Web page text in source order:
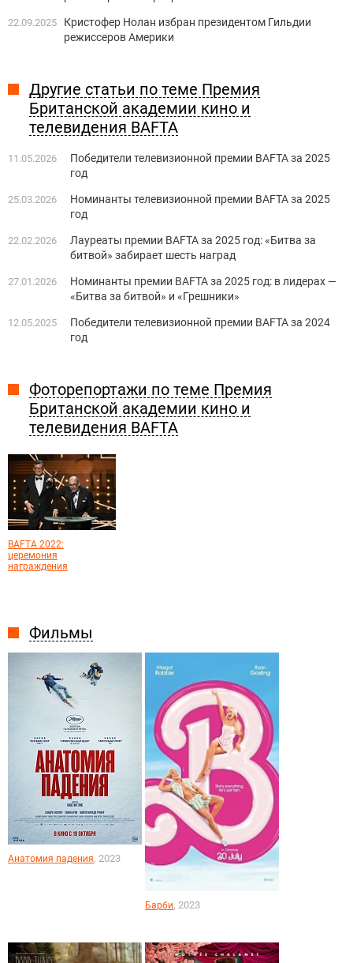
Фильмы
Анатомия падения, 2023
Барби, 2023
22.09.2025
Кристофер Нолан избран президентом Гильдии
режиссеров Америки
Другие статьи по теме Премия
Британской академии кино и
телевидения BAFTA
11.05.2026
Победители телевизионной премии BAFTA за 2025
год
25.03.2026
Номинанты телевизионной премии BAFTA за 2025
год
22.02.2026
Лауреаты премии BAFTA за 2025 год: «Битва за
битвой» забирает шесть наград
27.01.2026
Номинанты премии BAFTA за 2025 год: в лидерах —
«Битва за битвой» и «Грешники»
12.05.2025
Победители телевизионной премии BAFTA за 2024
год
Фоторепортажи по теме Премия
Британской академии кино и
телевидения BAFTA
BAFTA 2022:
церемония
награждения